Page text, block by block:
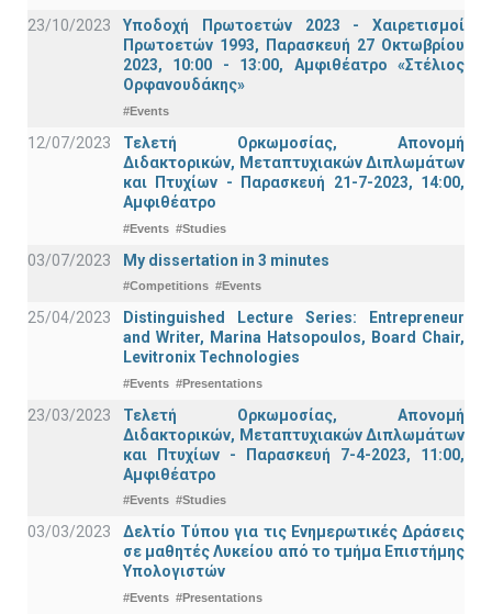
23/10/2023
Υποδοχή Πρωτοετών 2023 - Χαιρετισμοί
Πρωτοετών 1993, Παρασκευή 27 Οκτωβρίου
2023, 10:00 - 13:00, Αμφιθέατρο «Στέλιος
Ορφανουδάκης»
#Events
12/07/2023
Τελετή Ορκωμοσίας, Απονομή
Διδακτορικών, Μεταπτυχιακών Διπλωμάτων
και Πτυχίων - Παρασκευή 21-7-2023, 14:00,
Αμφιθέατρο
#Events #Studies
03/07/2023 My dissertation in 3 minutes
#Competitions #Events
25/04/2023
Distinguished Lecture Series: Entrepreneur
and Writer, Marina Hatsopoulos, Board Chair,
Levitronix Technologies
#Events #Presentations
23/03/2023
Τελετή Ορκωμοσίας, Απονομή
Διδακτορικών, Μεταπτυχιακών Διπλωμάτων
και Πτυχίων - Παρασκευή 7-4-2023, 11:00,
Αμφιθέατρο
#Events #Studies
03/03/2023
Δελτίο Τύπου για τις Ενημερωτικές Δράσεις
σε μαθητές Λυκείου από το τμήμα Επιστήμης
Υπολογιστών
#Events #Presentations